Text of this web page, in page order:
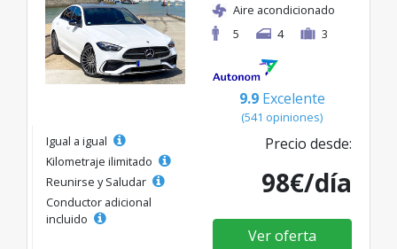
Aire acondicionado
5
4 3
9.9 Excelente
(541 opiniones)
Igual a igual
Kilometraje ilimitado
Reunirse y Saludar
Conductor adicional
incluido
Precio desde:
98€/día
Ver oferta